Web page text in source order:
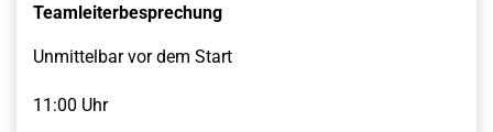
Teamleiterbesprechung
Unmittelbar vor dem Start
11:00 Uhr